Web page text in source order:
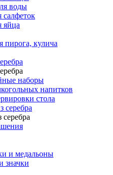
воды
салфеток
яйца
пирога, кулича
наборы
напитков
стола
серебра
и медальоны
значки